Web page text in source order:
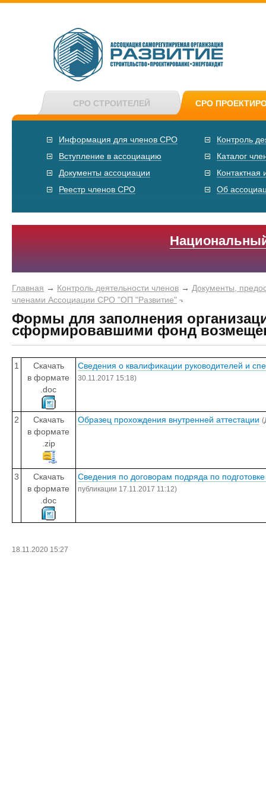
СРО СТРОИТЕЛЕЙ СРО
Информация для членов СРО
Вступление в ассоциацию
Документы ассоциации
Реестр членов СРО
Контроль
Каталог
Об
Главная → Контроль деятельности членов → Документы,
членами Ассоциации СРО "ОП "Развитие"
Формы для заполнения
сформировавшими фонд
1
Скачать
в формате
.doc
Сведения о квалификации руководителей и
30.11.2017 15:18)
2
Скачать
в формате
.zip
Образец прохождения внутренней аттестации
3
Скачать
в формате
.doc
Сведения по договорам подряда по
публикации 17.11.2017 11:12)
18.11.2020 15:27